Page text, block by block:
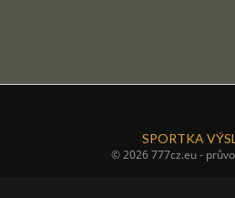
SPORTKA
© 2026 777cz.eu -